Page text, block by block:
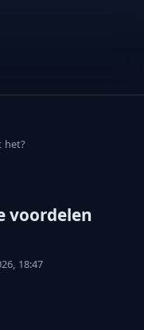
het?
voordelen
18:47